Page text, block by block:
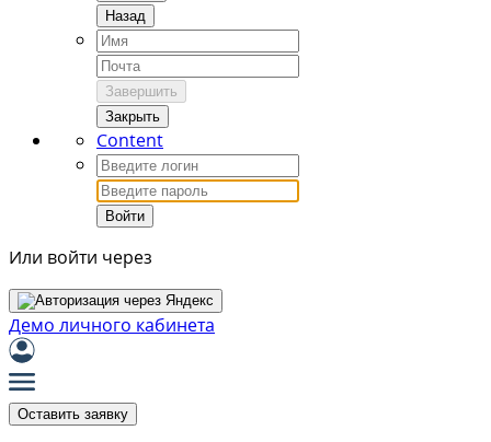
Назад
Завершить
Закрыть
Content
Войти
Или войти через
Демо личного кабинета
Оставить заявку